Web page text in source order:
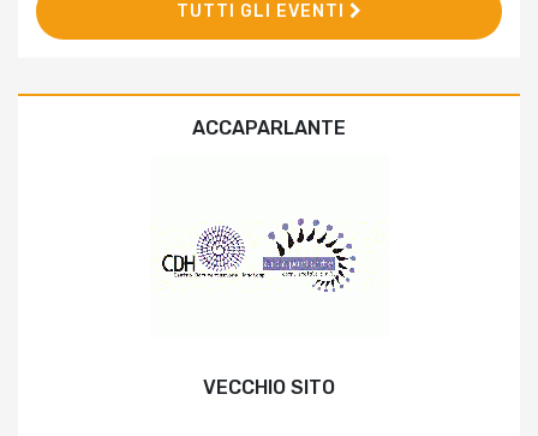
TUTTI GLI EVENTI
ACCAPARLANTE
VECCHIO SITO